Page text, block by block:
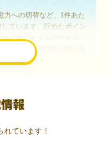
力への切替など、1件あた
ています。貯めたポイン
ぼ無料で年数回の国内旅
陸マイラーや旅行好きに
グが、モッピーでお得
報
ています！